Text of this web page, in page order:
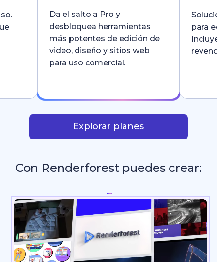
Da el salto a Pro y
desbloquea herramientas
más potentes de edición de
video, diseño y sitios web
para uso comercial.
para
Explorar planes
Con Renderforest puedes crear:
Intros y